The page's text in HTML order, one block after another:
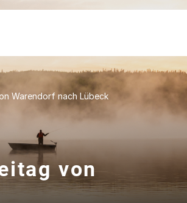
Warendorf nach Lübeck
von